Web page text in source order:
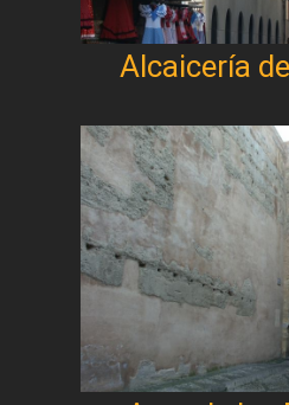
Alcaicería